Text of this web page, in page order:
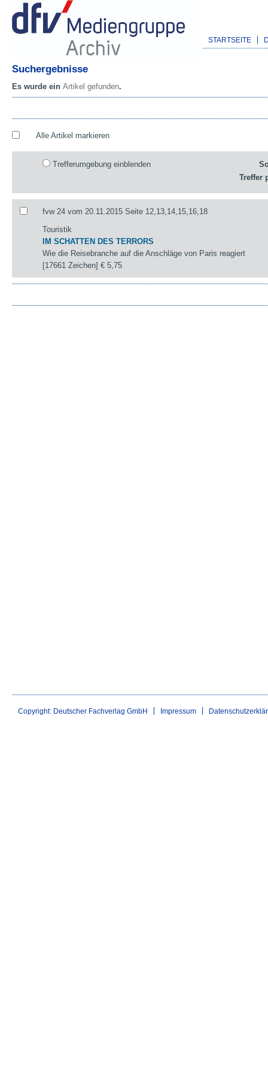
STARTSEITE
Suchergebnisse
Es wurde ein Artikel gefunden.
Alle Artikel markieren
Trefferumgebung einblenden
Treffer
fvw 24 vom 20.11.2015 Seite 12,13,14,15,16,18
Touristik
IM SCHATTEN DES TERRORS
Wie die Reisebranche auf die Anschläge von Paris reagiert
[17661 Zeichen]€ 5,75
Copyright: Deutscher Fachverlag GmbH Impressum